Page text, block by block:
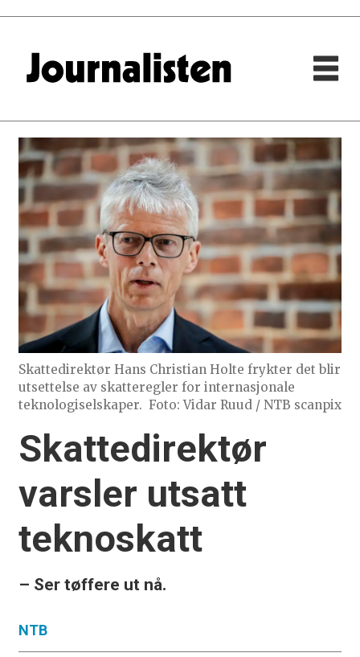
Skattedirektør Hans Christian Holte frykter det blir
utsettelse av skatteregler for internasjonale
teknologiselskaper. Foto: Vidar Ruud / NTB scanpix
Skattedirektør
varsler utsatt
teknoskatt
– Ser tøffere ut nå.
NTB